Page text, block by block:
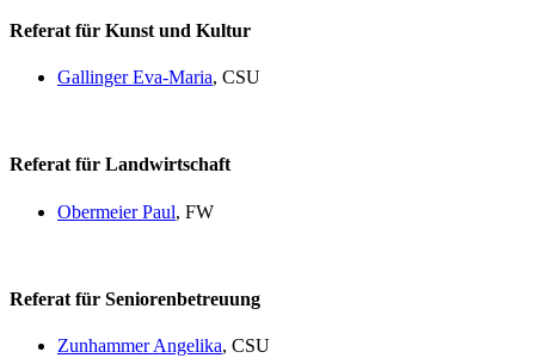
Referat für Kunst und Kultur
Gallinger Eva-Maria, CSU
Referat für Landwirtschaft
Obermeier Paul, FW
Referat für Seniorenbetreuung
Zunhammer Angelika, CSU